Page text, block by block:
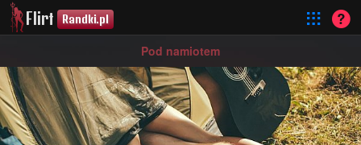
Flirt Randki.pl
Pod namiotem